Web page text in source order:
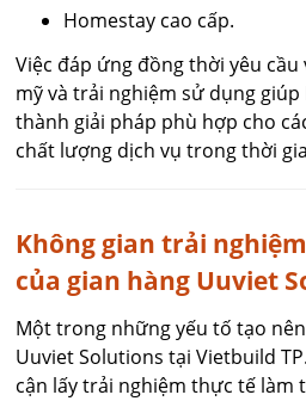
Homestay cao cấp.
Việc đáp ứng đồng thời yêu
mỹ và trải nghiệm sử dụng
thành giải pháp phù hợp cho
chất lượng dịch vụ trong thời
Không gian trải
của gian hàng Uuviet
Một trong những yếu tố tạo
Uuviet Solutions tại Vietbuild
cận lấy trải nghiệm thực tế làm